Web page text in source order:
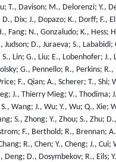
T., Davison; M., Delorenzi; Y.,
Dix; J., Dopazo; K., Dorff; F.,
Fang; N., Gonzaludo; K., Hess;
Judson; D., Juraeva; S., Lababidi;
S., Lin; G., Liu; E., Lobenhofer; J.,
G., Pennello; R., Perkins; R.,
F., Qian; A., Scherer; T., Shi;
J., Thierry Mieg; V., Thodima;
Wang; J., Wu; Y., Wu; Q., Xie;
S., Zhong; Y., Zhou; S., Zhu;
F., Berthold; R., Brennan;
R., Chen; Y., Cheng; J., Cui;
Deng; D., Dosymbekov; R., Eils;